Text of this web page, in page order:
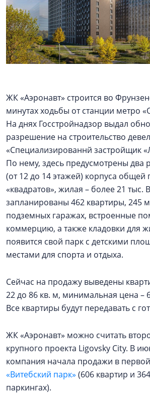
ЖК «Аэронавт» строится во
минутах ходьбы от станции метро
На днях Госстройнадзор выдал
разрешение на строительство
«Специализированнй застройщик
По нему, здесь предусмотрены два
(от 12 до 14 этажей) корпуса
«квадратов», жилая – более 21 тыс.
запланированы 462 квартиры, 245
подземных гаражах, встроенные
коммерцию, а также кладовки для
появится свой парк с детскими
местами для спорта и отдыха.
Сейчас на продажу выведены
22 до 86 кв. м, минимальная цена –
Все квартиры будут передавать с
ЖК «Аэронавт» можно считать
крупного проекта Ligovsky City. В
компания начала продажи в
«Витебский парк» (606 квартир и
паркингах).